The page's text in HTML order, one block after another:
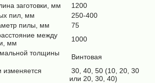
заготовки, мм
1200
пил, мм
250-400
пилы, мм
75
между
мм
1000
толщины
Винтовая
изменяется
30, 40, 50 (10, 20, 30
или 20, 30, 40)